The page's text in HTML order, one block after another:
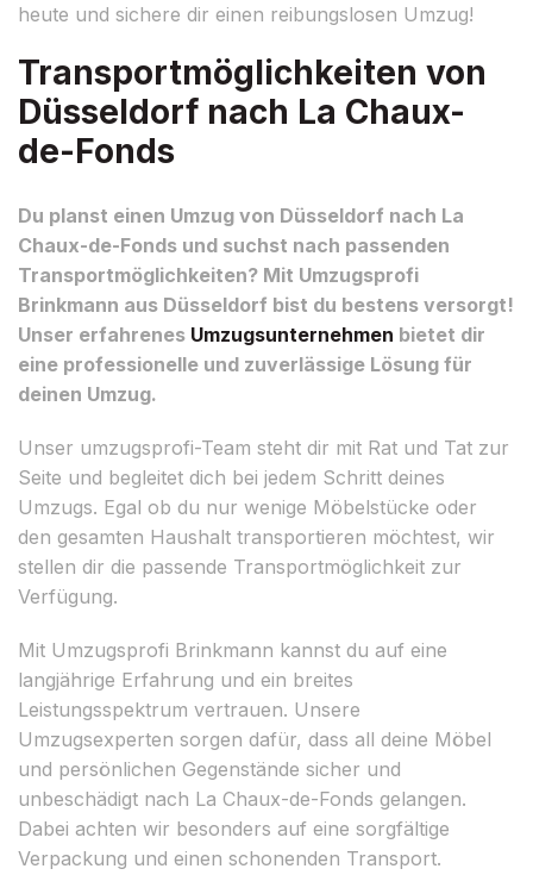
heute und sichere dir einen reibungslosen Umzug!
Transportmöglichkeiten von
Düsseldorf nach La Chaux-
de-Fonds
Du planst einen Umzug von Düsseldorf nach La
Chaux-de-Fonds und suchst nach passenden
Transportmöglichkeiten? Mit Umzugsprofi
Brinkmann aus Düsseldorf bist du bestens versorgt!
Unser erfahrenes Umzugsunternehmen bietet dir
eine professionelle und zuverlässige Lösung für
deinen Umzug.
Unser umzugsprofi-Team steht dir mit Rat und Tat zur
Seite und begleitet dich bei jedem Schritt deines
Umzugs. Egal ob du nur wenige Möbelstücke oder
den gesamten Haushalt transportieren möchtest, wir
stellen dir die passende Transportmöglichkeit zur
Verfügung.
Mit Umzugsprofi Brinkmann kannst du auf eine
langjährige Erfahrung und ein breites
Leistungsspektrum vertrauen. Unsere
Umzugsexperten sorgen dafür, dass all deine Möbel
und persönlichen Gegenstände sicher und
unbeschädigt nach La Chaux-de-Fonds gelangen.
Dabei achten wir besonders auf eine sorgfältige
Verpackung und einen schonenden Transport.